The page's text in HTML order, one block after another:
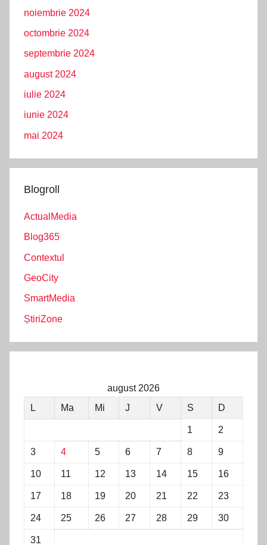
noiembrie 2024
octombrie 2024
septembrie 2024
august 2024
iulie 2024
iunie 2024
mai 2024
Blogroll
ActualMedia
Blog365
Contextul
GeoCity
SmartMedia
ȘtiriZone
august 2026
L
Ma Mi J V S D
1 2
3 4 5 6 7 8 9
10 11 12 13 14 15 16
17 18 19 20 21 22 23
24 25 26 27 28 29 30
31